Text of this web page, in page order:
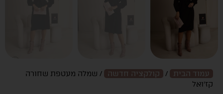
עמוד הבית / קולקציה חדשה
/ שמלה מעטפת שחורה
קז’ואל